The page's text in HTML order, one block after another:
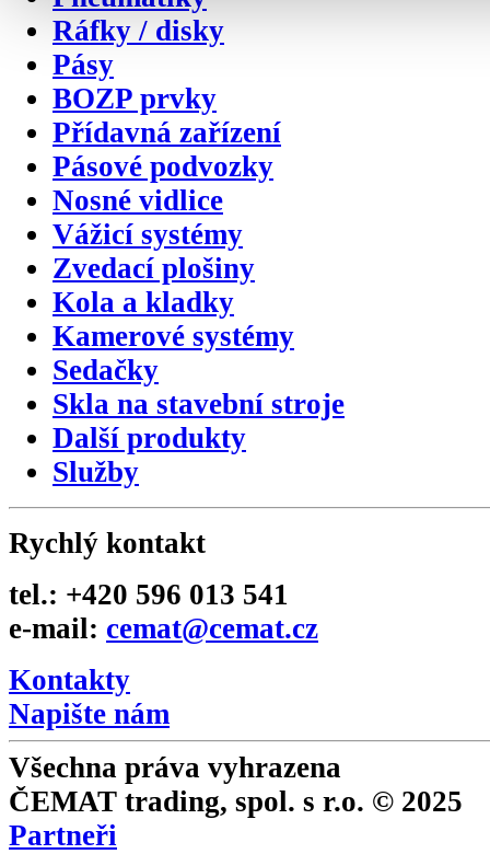
Ráfky / disky
Pásy
BOZP prvky
Přídavná zařízení
Pásové podvozky
Nosné vidlice
Vážicí systémy
Zvedací plošiny
Kola a kladky
Kamerové systémy
Sedačky
Skla na stavební stroje
Další produkty
Služby
Rychlý kontakt
tel.: +420 596 013 541
e-mail: cemat@cemat.cz
Kontakty
Napište nám
Všechna práva vyhrazena
ČEMAT trading, spol. s r.o. © 2025
Partneři